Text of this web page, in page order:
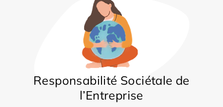
Responsabilité Sociétale de
l’Entreprise